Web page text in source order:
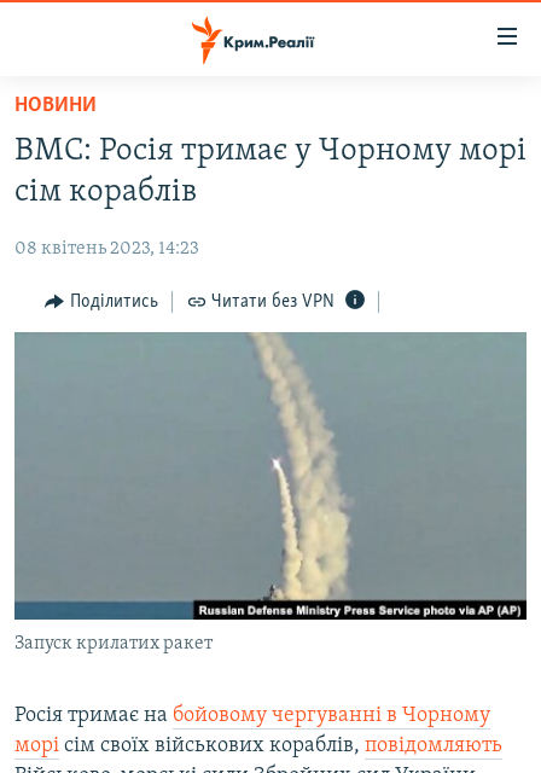
Перейти
основного
матеріалу
до
навігації
Перейти
ВІДЕО ТА ФОТО
ПОЛІТИКА
БЛОГИ
СВІДЧЕННЯ ОКУПАЦІЇ
УКРАЇНСЬКА ПРОБЛЕМА КРИМУ
Qırımtatar
НОВИНИ
ВМС: Росія тримає у Чорному морі
сім кораблів
08 квітень 2023, 14:23
Поділитись Читати без VPN
Запуск крилатих ракет
Росія тримає на бойовому чергуванні в Чорному
морі сім своїх військових кораблів, повідомляють